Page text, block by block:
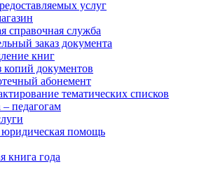
услуг
справочная служба
заказ документа
книг
копий документов
абонемент
тематических списков
педагогам
юридическая помощь
книга года